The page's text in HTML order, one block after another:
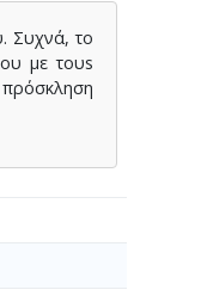
Συχνά, το
με τουs